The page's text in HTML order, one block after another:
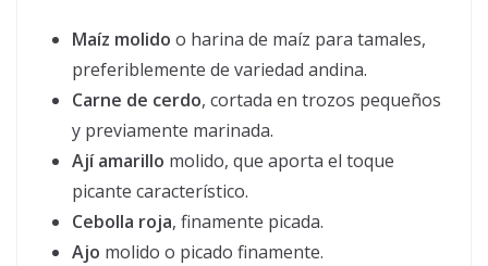
Maíz molido o harina de maíz para tamales,
preferiblemente de variedad andina.
Carne de cerdo, cortada en trozos pequeños
y previamente marinada.
Ají amarillo molido, que aporta el toque
picante característico.
Cebolla roja, finamente picada.
Ajo molido o picado finamente.